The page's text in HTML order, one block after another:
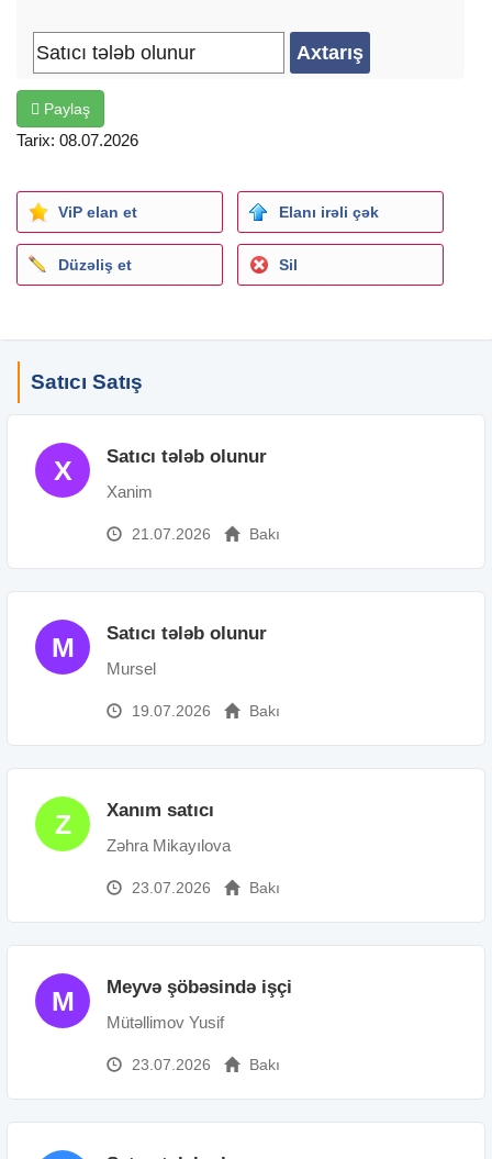
Paylaş
Tarix: 08.07.2026
ViP elan et Elanı irəli çək
Düzəliş et Sil
Satıcı Satış
X Satıcı tələb olunur
Xanim
21.07.2026 Bakı
M Satıcı tələb olunur
Mursel
19.07.2026 Bakı
Z Xanım satıcı
Zəhra Mikayılova
23.07.2026 Bakı
M Meyvə şöbəsində işçi
Mütəllimov Yusif
23.07.2026 Bakı